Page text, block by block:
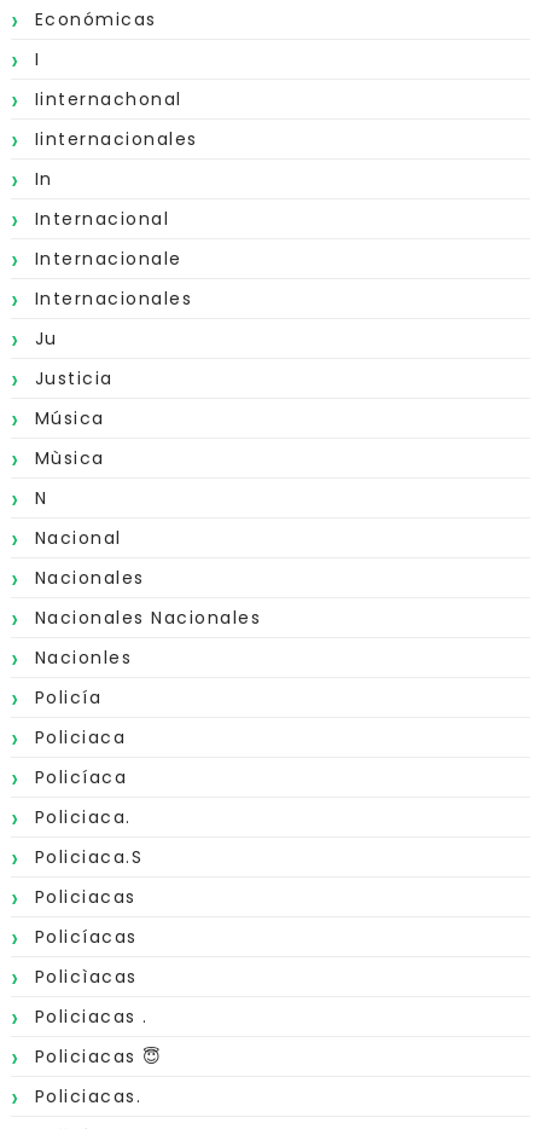
Económicas
I
Iinternachonal
Iinternacionales
In
Internacional
Internacionale
Internacionales
Ju
Justicia
Música
Mùsica
N
Nacional
Nacionales
Nacionales Nacionales
Nacionles
Policía
Policiaca
Policíaca
Policiaca.
Policiaca.s
Policiacas
Policíacas
Policìacas
Policiacas .
Policiacas 😇
Policiacas.